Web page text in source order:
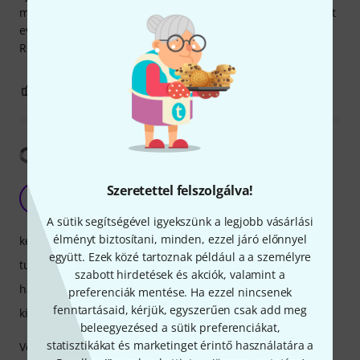
Szeretettel felszolgálva!
A sütik segítségével igyekszünk a legjobb vásárlási
élményt biztosítani, minden, ezzel járó előnnyel
együtt. Ezek közé tartoznak például a a személyre
szabott hirdetések és akciók, valamint a
preferenciák mentése. Ha ezzel nincsenek
fenntartásaid, kérjük, egyszerűen csak add meg
beleegyezésed a sütik preferenciákat,
statisztikákat és marketinget érintő használatára a
many features is remarkable. It has every type of ports on it
even bluetooth and MIDI. Keep in mind though it's heavy.
Requires two people to install.
JELENTEM!
Fordítás megjelenítése
Awesome look and sound
Very good from my perspective. Begginer level.
kezelés
tulajdonsagok
hangzás
kivitelezés